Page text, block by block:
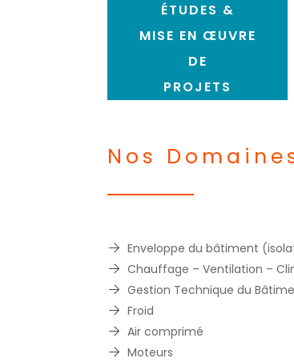
ÉTUDES &
MISE EN ŒUVRE
DE
PROJETS
Nos
Enveloppe du bâtiment
Chauffage – Ventilation –
Gestion Technique du
Froid
Air comprimé
Moteurs